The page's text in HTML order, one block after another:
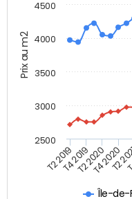
Prix au m2
Île-de-
T2 2019T4 2019T2 2020T4 2020
T2
2500
3000
3500
4000
4500